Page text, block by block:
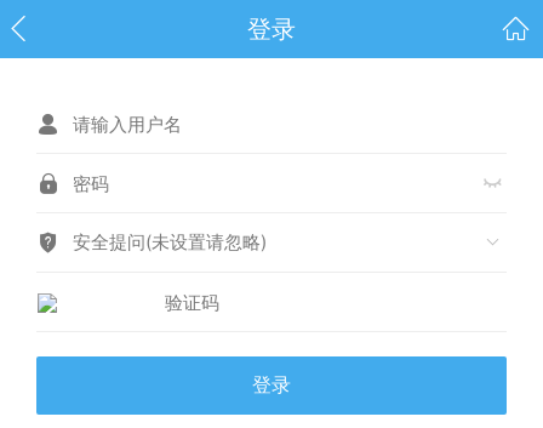
登录
安全提问(未设置请忽略)
登录